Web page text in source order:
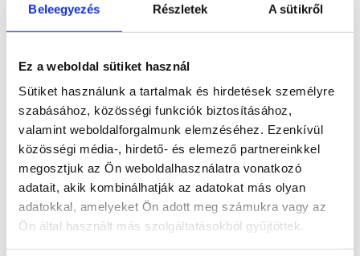
Beleegyezés Részletek A sütikről
Ez a weboldal sütiket használ
Sütiket használunk a tartalmak és hirdetések személyre
szabásához, közösségi funkciók biztosításához,
valamint weboldalforgalmunk elemzéséhez. Ezenkívül
közösségi média-, hirdető- és elemező partnereinkkel
megosztjuk az Ön weboldalhasználatra vonatkozó
adatait, akik kombinálhatják az adatokat más olyan
adatokkal, amelyeket Ön adott meg számukra vagy az
Ön által használt más szolgáltatásokból gyűjtöttek.
16 900
Bővebb információ Kosárba teszem
Ásvány buddha